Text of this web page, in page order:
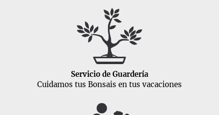
Servicio de Guardería
Cuidamos tus Bonsais en tus vacaciones